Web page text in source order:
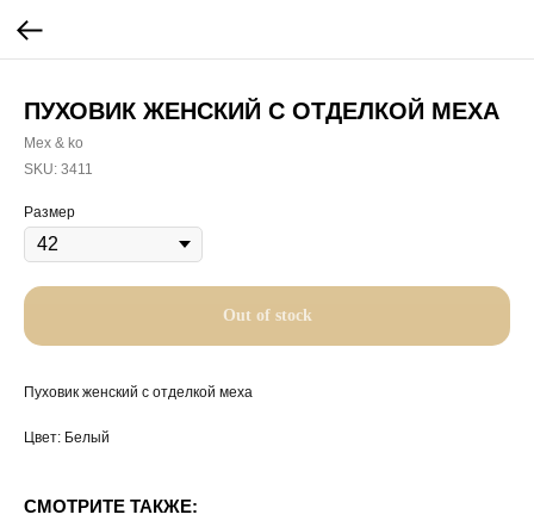
ПУХОВИК ЖЕНСКИЙ С ОТДЕЛКОЙ МЕХА
Mex & ko
SKU: 3411
Размер
Out of stock
Пуховик женский с отделкой меха
Цвет: Белый
СМОТРИТЕ ТАКЖЕ: